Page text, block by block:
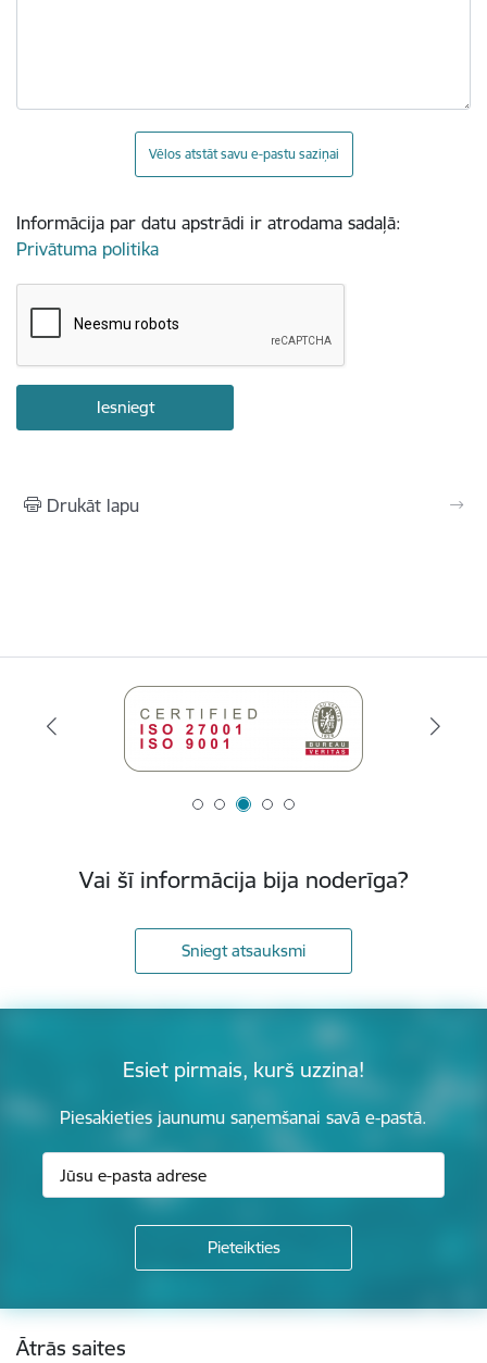
Vēlos atstāt savu e-pastu saziņai
Informācija par datu apstrādi ir atrodama sadaļā:
Privātuma politika
Drukāt lapu
Vai šī informācija bija noderīga?
Sniegt atsauksmi
Esiet pirmais, kurš uzzina!
Piesakieties jaunumu saņemšanai savā e-pastā.
Kājene
Ātrās saites